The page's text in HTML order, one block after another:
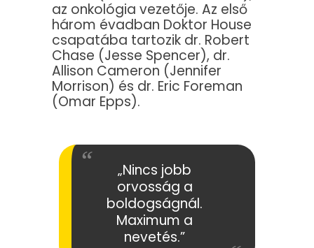
az onkológia vezetője. Az első
három évadban Doktor House
csapatába tartozik dr. Robert
Chase (Jesse Spencer), dr.
Allison Cameron (Jennifer
Morrison) és dr. Eric Foreman
(Omar Epps).
„Nincs jobb
orvosság a
boldogságnál.
Maximum a
nevetés.”